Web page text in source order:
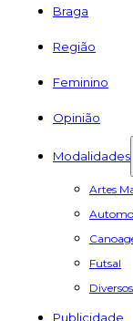
Braga
Região
Feminino
Opinião
Modalidades
Artes
Futsal
Diversos
Publicidade